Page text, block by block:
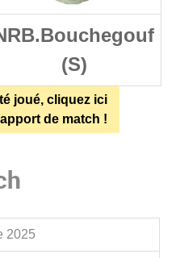
(S)
joué, cliquez ici
de match !
2025